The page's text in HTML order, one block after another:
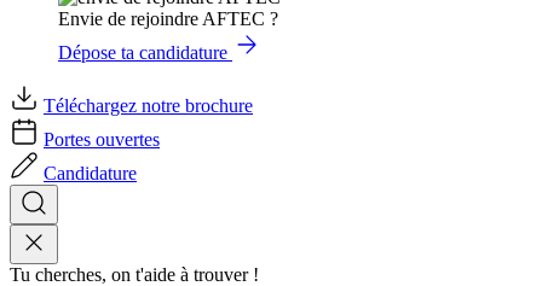
Envie de rejoindre AFTEC ?
Dépose ta candidature
Téléchargez notre brochure
Portes ouvertes
Candidature
Tu cherches, on t'aide à trouver !